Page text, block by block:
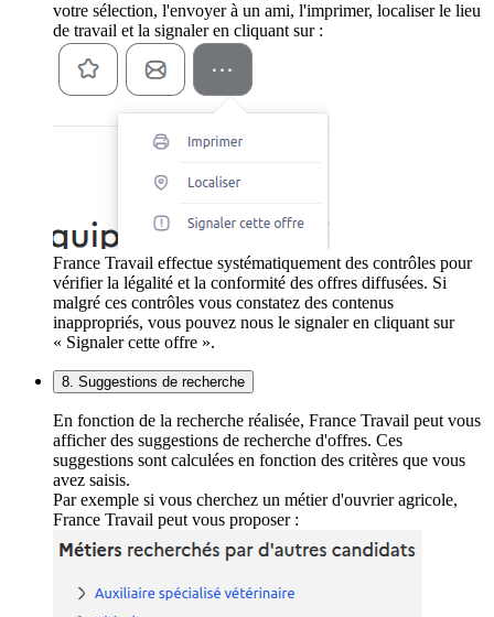
votre sélection, l'envoyer à un ami, l'imprimer, localiser le lieu
de travail et la signaler en cliquant sur :
France Travail effectue systématiquement des contrôles pour
vérifier la légalité et la conformité des offres diffusées. Si
malgré ces contrôles vous constatez des contenus
inappropriés, vous pouvez nous le signaler en cliquant sur
« Signaler cette offre ».
8. Suggestions de recherche
En fonction de la recherche réalisée, France Travail peut vous
afficher des suggestions de recherche d'offres. Ces
suggestions sont calculées en fonction des critères que vous
avez saisis.
Par exemple si vous cherchez un métier d'ouvrier agricole,
France Travail peut vous proposer :